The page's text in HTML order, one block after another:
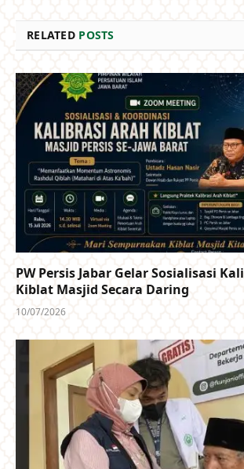
RELATED POSTS
PW Persis Jabar Gelar Sosialisasi
Kiblat Masjid Secara Daring
10/07/2026